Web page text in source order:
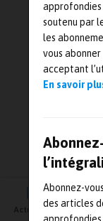
soutenu par
les
vous
acceptant
En savoir
Abonnez-
des articles
Actualités